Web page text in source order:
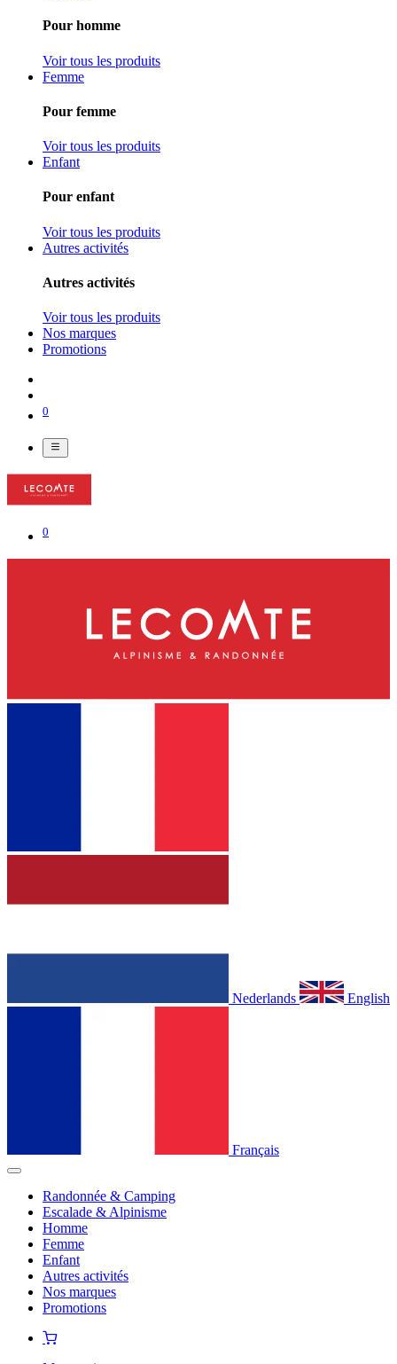
Pour homme
Voir tous les produits
Femme
Pour femme
Voir tous les produits
Enfant
Pour enfant
Voir tous les produits
Autres activités
Autres activités
Voir tous les produits
Nos marques
Promotions
0
0
Nederlands English
Français
Randonnée & Camping
Escalade & Alpinisme
Homme
Femme
Enfant
Autres activités
Nos marques
Promotions